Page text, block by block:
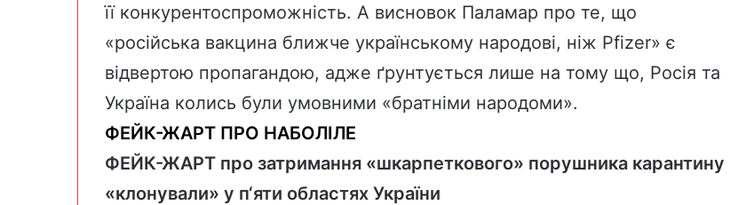
її конкурентоспроможність. А висновок Паламар про те, що
«російська вакцина ближче українському народові, ніж Pfizer» є
відвертою пропагандою, адже ґрунтується лише на тому що, Росія та
Україна колись були умовними «братніми народоми».
ФЕЙК-ЖАРТ ПРО НАБОЛІЛЕ
ФЕЙК-ЖАРТ про затримання «шкарпеткового» порушника карантину
«клонували» у п‘яти областях України